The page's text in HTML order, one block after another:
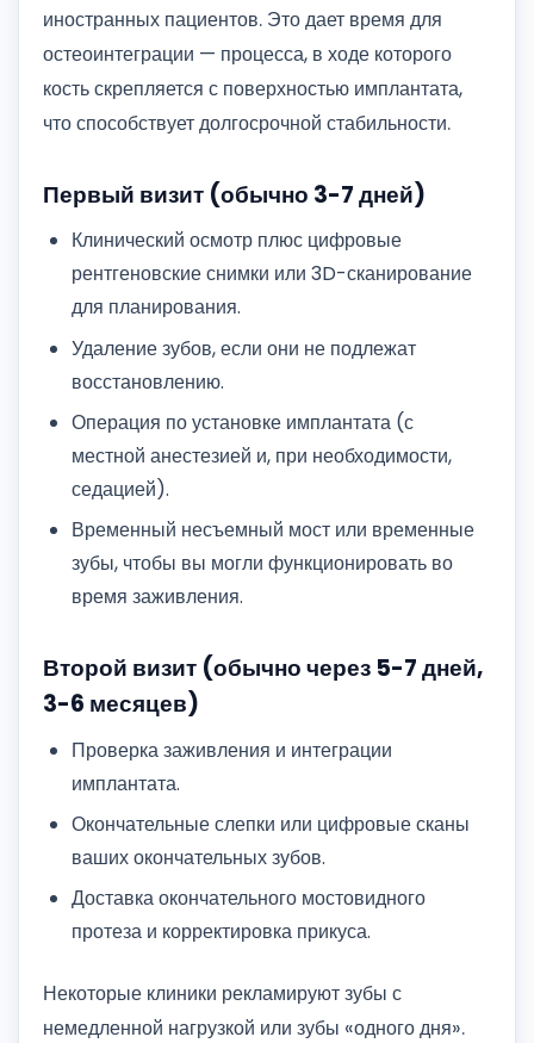
иностранных пациентов. Это дает время для
остеоинтеграции — процесса, в ходе которого
кость скрепляется с поверхностью имплантата,
что способствует долгосрочной стабильности.
Первый визит (обычно 3-7 дней)
Клинический осмотр плюс цифровые
рентгеновские снимки или 3D-сканирование
для планирования.
Удаление зубов, если они не подлежат
восстановлению.
Операция по установке имплантата (с
местной анестезией и, при необходимости,
седацией).
Временный несъемный мост или временные
зубы, чтобы вы могли функционировать во
время заживления.
Второй визит (обычно через 5-7 дней,
3-6 месяцев)
Проверка заживления и интеграции
имплантата.
Окончательные слепки или цифровые сканы
ваших окончательных зубов.
Доставка окончательного мостовидного
протеза и корректировка прикуса.
Некоторые клиники рекламируют зубы с
немедленной нагрузкой или зубы «одного дня».